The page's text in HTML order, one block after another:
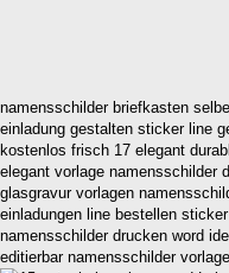
namensschilder briefkasten
einladung gestalten sticker line
kostenlos frisch 17 elegant
elegant vorlage namensschilder
glasgravur vorlagen
einladungen line bestellen
namensschilder drucken word
editierbar namensschilder vorlage